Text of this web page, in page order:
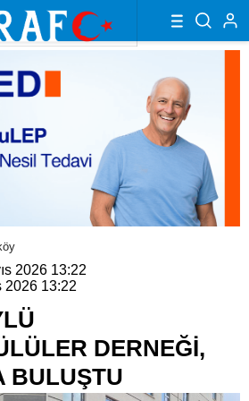
2026 13:22
2026 13:22
DERNEĞİ,
BULUŞTU